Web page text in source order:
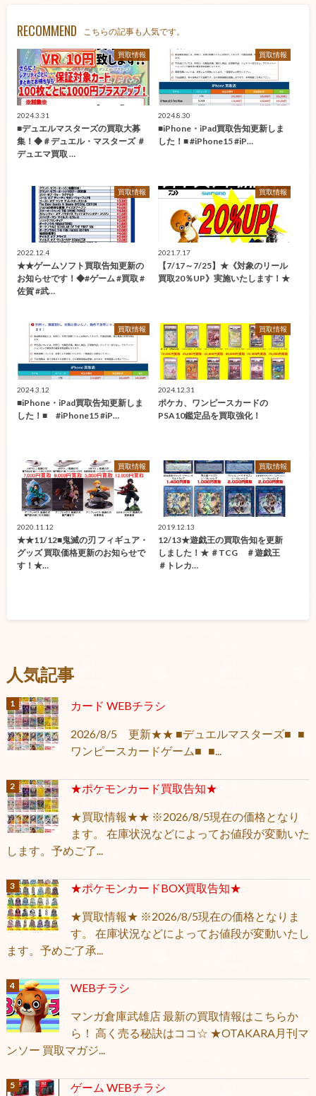
RECOMMEND こちらの記事も人気です。
買取情報
2024.3.31
■デュエルマスターズの買取大募
集！◆＃デュエル・マスターズ ＃
デュエマ買取 …
買取情報
2024.8.30
■iPhone・iPad買取告知更新しま
した！■ #iPhone15 #iP…
買取情報
2022.12.4
★★ゲームソフト買取告知更新の
お知らせです！◆#ゲーム #買取 #
佐賀 #武…
買取情報
2021.7.17
【7/17～7/25】★《対象のリール
買取20％UP》実施いたします！★
買取情報
2024.3.12
■iPhone・iPad買取告知更新しま
した！■ #iPhone15 #iP…
買取情報
2024.12.31
ポケカ、ワンピースカードの
PSA10鑑定品を買取強化！
買取情報
2020.11.12
★★11/12■鬼滅の刃 フィギュア・
グッズ 買取価格更新のお知らせで
す！★…
買取情報
2019.12.13
12/13★遊戯王の買取告知を更新
しました！★ ＃TCG ＃遊戯王
＃トレカ…
人気記事
カード WEBチラシ
2026/8/5 更新★★ ■デュエルマスターズ■ ■
ワンピースカードゲーム■ ■...
★ポケモンカード買取告知★
★買取情報★★ ※2026/8/5現在の価格となり
ます。 在庫状況などによってお値段が変動いた
します。予めご了...
★ポケモンカードBOX買取告知★
★買取情報★ ※2026/8/5現在の価格となりま
す。 在庫状況などによってお値段が変動いたし
ます。予めご了承...
WEBチラシ
マンガ倉庫武雄店 最新の買取情報はこちらか
ら！ 高く売る秘訣はココ☆ ★OTAKARA月刊マ
ンソー 買取マガジ...
ゲーム WEBチラシ